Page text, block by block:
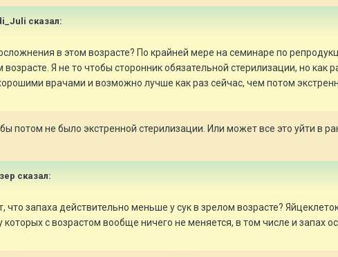
сказал:
в этом возрасте? По крайней мере на семинаре по
Я не то чтобы сторонник обязательной стерилизации, но как
врачами и возможно лучше как раз сейчас, чем потом
потом не было экстренной стерилизации. Или может все это уйти в
сказал:
что запаха действительно меньше у сук в зрелом возрасте?
которых с возрастом вообще ничего не меняется, в том числе и запах